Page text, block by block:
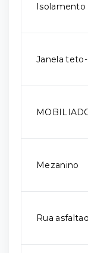
Isolamento
Janela
Mezanino
Rua